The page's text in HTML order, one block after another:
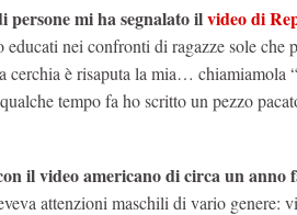
mi ha segnalato ilvideo di
educati nei confronti di ragazze sole che
cerchia è risaputa la mia… chiamiamola
tempo fa ho scritto un pezzo
il video americano di circa un anno
attenzioni maschili di vario genere: